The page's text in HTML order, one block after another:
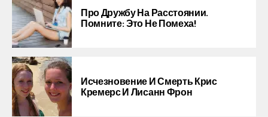
Про Дружбу На Расстоянии.
Помните: Это Не Помеха!
Исчезновение И Смерть Крис
Кремерс И Лисанн Фрон